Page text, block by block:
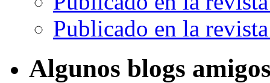
Publicado en la
Algunos blogs